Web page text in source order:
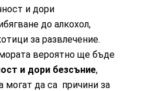
и дори
до алкохол,
за развлечение.
вероятно ще бъде
и дори безсъние,
могат да са причини за